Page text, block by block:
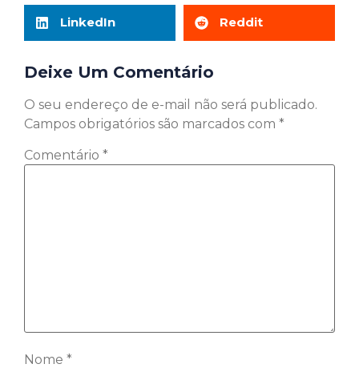
LinkedIn Reddit
Deixe Um Comentário
O seu endereço de e-mail não será publicado.
Campos obrigatórios são marcados com *
Comentário *
Nome *